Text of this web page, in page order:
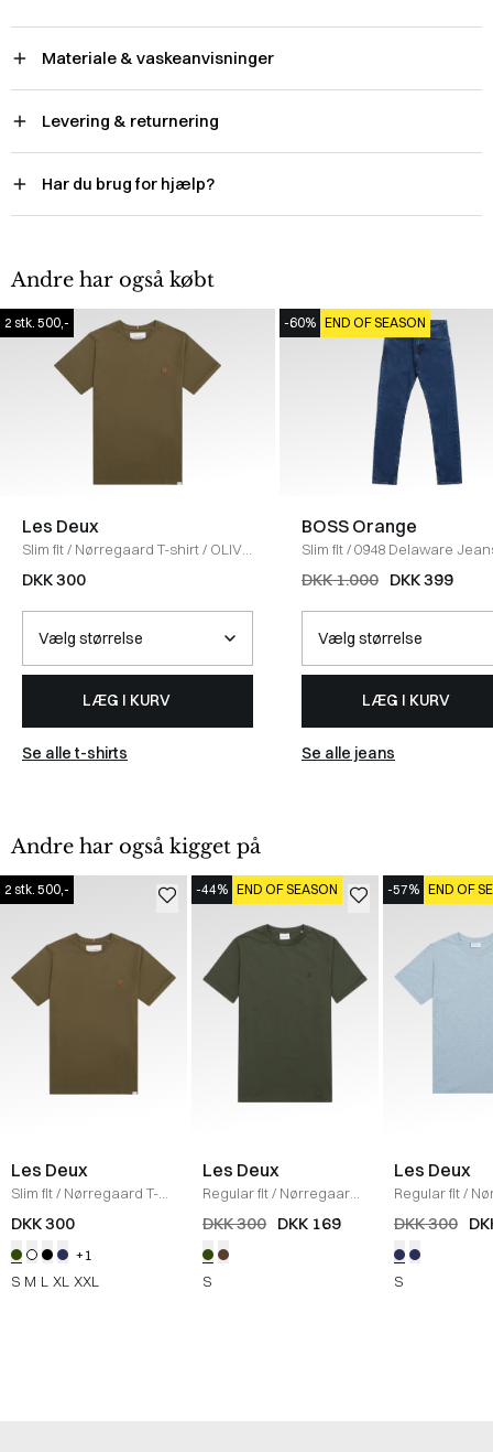
Materiale & vaskeanvisninger
Levering & returnering
Har du brug for hjælp?
Andre har også købt
2 stk. 500,-
Les Deux
Slim fit/ Nørregaard T-shirt/ OLIVE
NIGHT/ORANGE
DKK 300
LÆG I KURV
Se alle t-shirts
-60% END OF SEASON
BOSS Orange
Slim fit/0948 Delaware
DENIM
DKK 1.000 DKK 399
LÆG I KURV
Se alle jeans
Andre har også kigget på
2 stk. 500,-
Les Deux
Slim fit/ Nørregaard T-
shirt /OLIVE
DKK 300
+1
S M L XL XXL
-44% END OF SEASON
Les Deux
Regular fit/ Nørregaard
T-shirt / DUFFEL BAG
DKK 300 DKK 169
S
-57% END OF
Les Deux
Regular fit/
Tonal T-Shirt /
DKK 300
S